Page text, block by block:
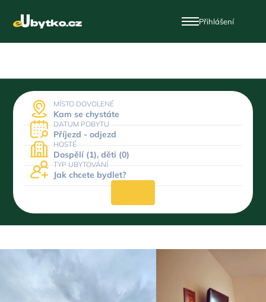
Přihlášení
MÍSTO DOVOLENÉ
Kam se chystáte
DATUM POBYTU
Příjezd - odjezd
HOSTÉ
Dospělí (1), děti (0)
TYP UBYTOVÁNÍ
Jak chcete bydlet?